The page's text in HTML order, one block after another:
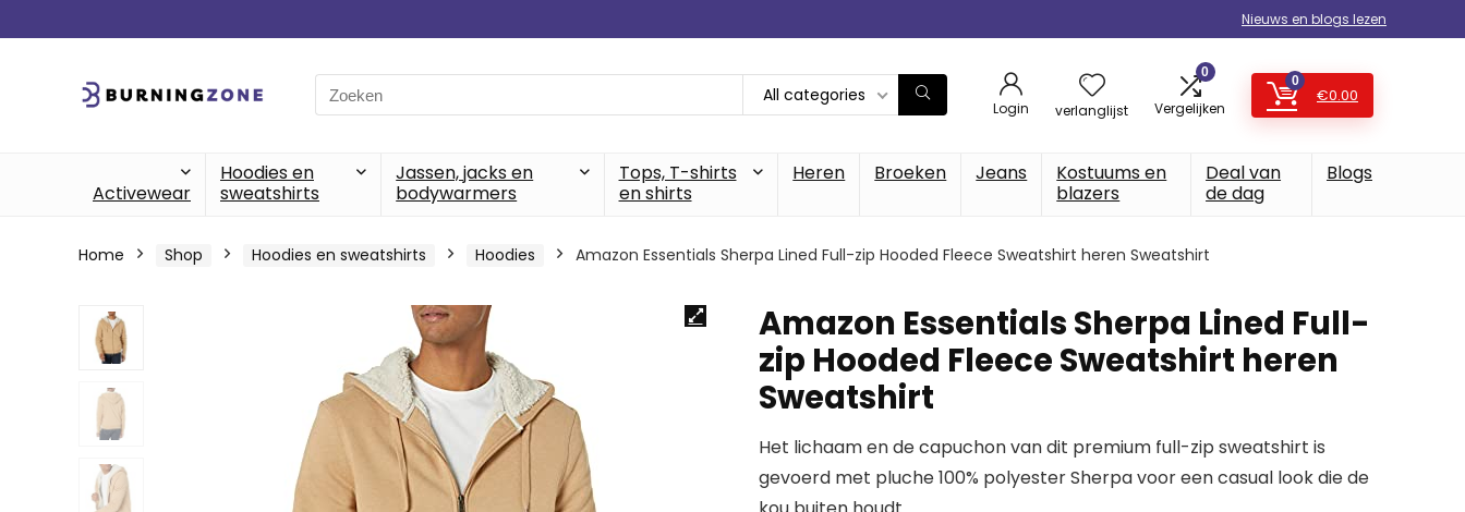
Nieuws en blogs lezen
Search
for:
All categories
Login verlanglijst
0
Vergelijken
0
€0.00
Activewear
Hoodies en
sweatshirts
Jassen, jacks en
bodywarmers
Tops, T-shirts
en shirts
Heren Broeken Jeans
Kostuums en
blazers
Deal van
de dag
Blogs
Home Shop Hoodies en sweatshirts Hoodies Amazon Essentials Sherpa Lined Full-zip Hooded Fleece Sweatshirt heren Sweatshirt
Amazon Essentials Sherpa Lined Full-
zip Hooded Fleece Sweatshirt heren
Sweatshirt
Het lichaam en de capuchon van dit premium full-zip sweatshirt is
gevoerd met pluche 100% polyester Sherpa voor een casual look die de